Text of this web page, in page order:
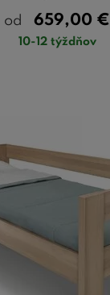
od 659,00 €
10-12 týždňov